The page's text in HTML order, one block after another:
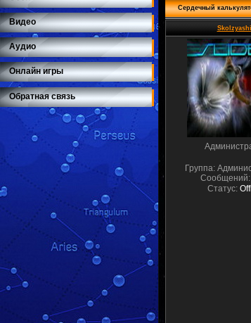
Видео
Аудио
Онлайн игры
Обратная связь
Сердечный
Группа:
Сообщений:
Статус: